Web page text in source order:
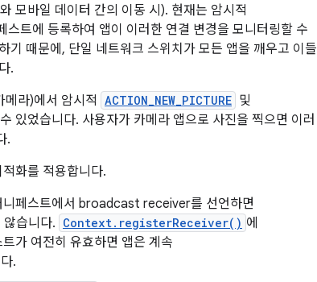
모바일 데이터 간의 이동 시). 현재는 암시적
스트에 등록하여 앱이 이러한 연결 변경을 모니터링할 수
기 때문에, 단일 네트워크 스위치가 모든 앱을 깨우고 이들
.
라)에서 암시적 ACTION_NEW_PICTURE 및
있었습니다. 사용자가 카메라 앱으로 사진을 찍으면 이러
.
화를 적용합니다.
페스트에서 broadcast receiver를 선언하면
습니다. Context.registerReceiver() 에
가 여전히 유효하면 앱은 계속
.